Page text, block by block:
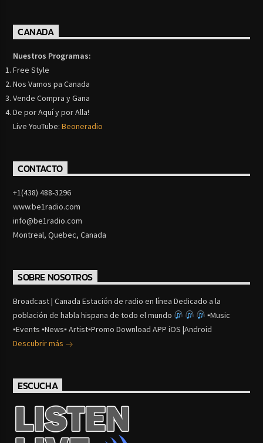
CANADA
Nuestros Programas:
Free Style
Nos Vamos pa Canada
Vende Compra y Gana
De por Aquí y por Alla!
Live YouTube:Beoneradio
CONTACTO
+1(438) 488-3296
www.be1radio.com
info@be1radio.com
Montreal, Quebec, Canada
SOBRE NOSOTROS
Broadcast | Canada Estación de radio en línea Dedicado a la
población de habla hispana de todo el mundo
▪Music
▪Events ▪News▪ Artist▪Promo Download APP iOS |Android
Descubrir más
ESCUCHA